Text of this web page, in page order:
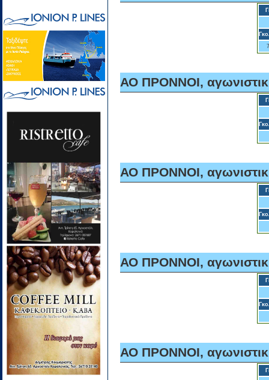
ΑΟ ΠΡΟΝΝΟΙ,
ΑΟ ΠΡΟΝΝΟΙ,
ΑΟ ΠΡΟΝΝΟΙ,
ΑΟ ΠΡΟΝΝΟΙ,